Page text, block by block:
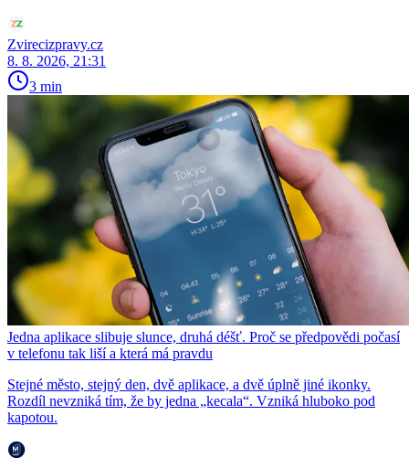
Zvirecizpravy.cz
8. 8. 2026, 21:31
3 min
Jedna aplikace slibuje slunce, druhá déšť. Proč se předpovědi počasí
v telefonu tak liší a která má pravdu
Stejné město, stejný den, dvě aplikace, a dvě úplně jiné ikonky.
Rozdíl nevzniká tím, že by jedna „kecala“. Vzniká hluboko pod
kapotou.